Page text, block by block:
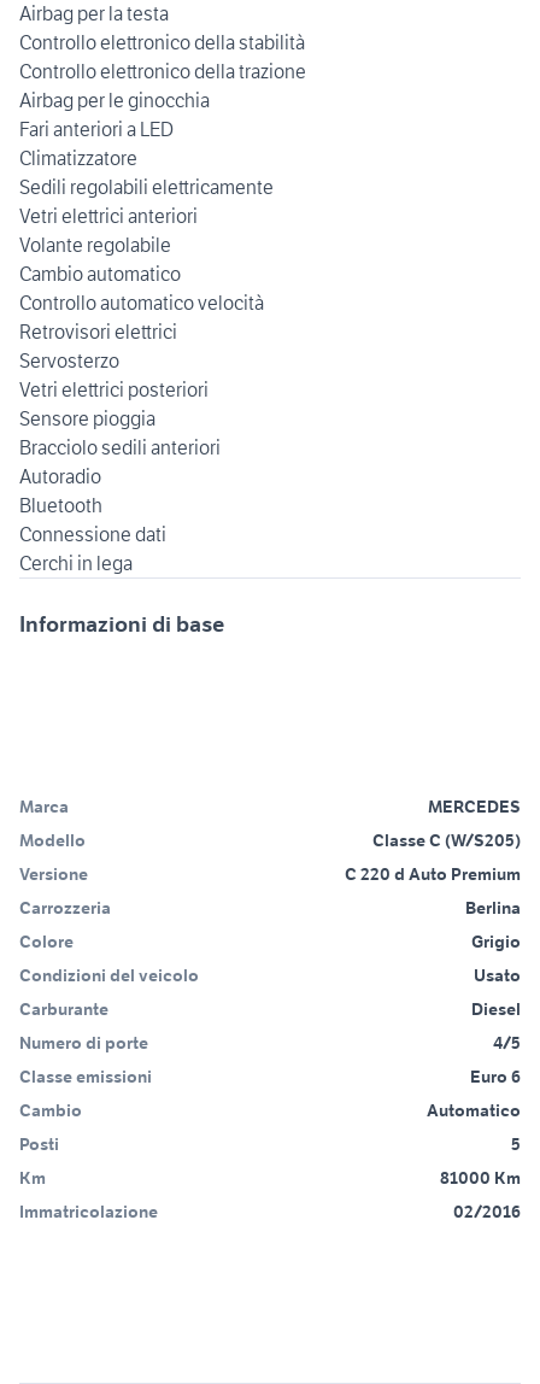
Airbag per la testa
Controllo elettronico della stabilità
Controllo elettronico della trazione
Airbag per le ginocchia
Fari anteriori a LED
Climatizzatore
Sedili regolabili elettricamente
Vetri elettrici anteriori
Volante regolabile
Cambio automatico
Controllo automatico velocità
Retrovisori elettrici
Servosterzo
Vetri elettrici posteriori
Sensore pioggia
Bracciolo sedili anteriori
Autoradio
Bluetooth
Connessione dati
Informazioni di base
Marca
MERCEDES
Modello
Classe C (W/S205)
Versione
C 220 d Auto Premium
Carrozzeria
Berlina
Colore
Grigio
Condizioni del veicolo
Usato
Carburante
Diesel
Numero di porte
4/5
Classe emissioni
Euro 6
Cambio
Automatico
Posti
5
Km
81000 Km
Immatricolazione
02/2016